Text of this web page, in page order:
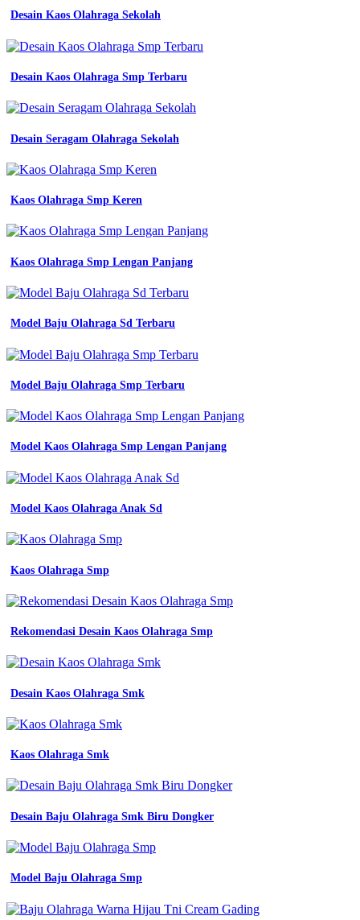
Desain Kaos Olahraga Sekolah
Desain Kaos Olahraga Smp Terbaru
Desain Seragam Olahraga Sekolah
Kaos Olahraga Smp Keren
Kaos Olahraga Smp Lengan Panjang
Model Baju Olahraga Sd Terbaru
Model Baju Olahraga Smp Terbaru
Model Kaos Olahraga Smp Lengan Panjang
Model Kaos Olahraga Anak Sd
Kaos Olahraga Smp
Rekomendasi Desain Kaos Olahraga Smp
Desain Kaos Olahraga Smk
Kaos Olahraga Smk
Desain Baju Olahraga Smk Biru Dongker
Model Baju Olahraga Smp